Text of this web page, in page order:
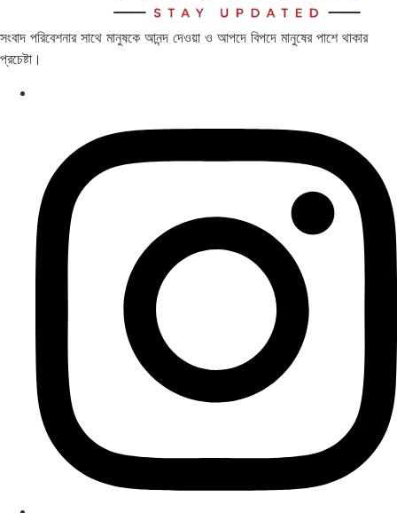
সংবাদ পরিবেশনার সাথে মানুষকে আনন্দ দেওয়া ও আপদে বিপদে মানুষের পাশে থাকার
প্রচেষ্টা।